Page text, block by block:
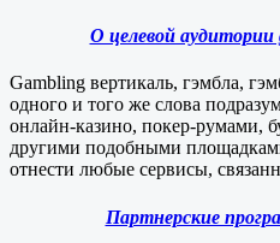
О целевой аудитории
Gambling вертикаль, гэмбла,
одного и того же слова
онлайн-казино, покер-румами,
другими подобными
отнести любые сервисы,
Партнерские